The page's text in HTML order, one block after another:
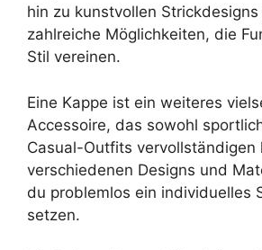
hin zu kunstvollen
zahlreiche Möglichkeiten, die
Stil vereinen.
Eine Kappe ist ein weiteres
Accessoire, das sowohl
Casual-Outfits vervollständigen
verschiedenen Designs und
du problemlos ein individuelles
setzen.